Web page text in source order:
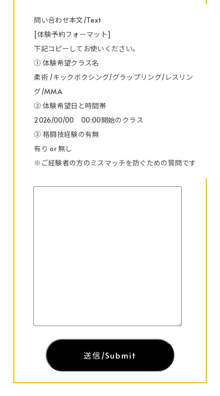
問い合わせ本文/Text
[体験予約フォーマット]
下記コピーしてお使いください。
① 体験希望クラス名
柔術 /キックボクシング/グラップリング/レスリン
グ/MMA
② 体験希望日と時間帯
2026/00/00 00:00開始のクラス
③ 格闘技経験の有無
有り or 無し
※ご経験者の方のミスマッチを防ぐための質問です